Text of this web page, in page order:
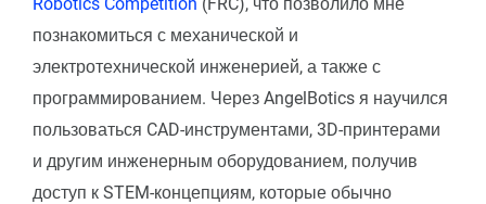
познакомиться с механической и
электротехнической инженерией, а также с
программированием. Через AngelBotics я научился
пользоваться CAD-инструментами, 3D-принтерами
и другим инженерным оборудованием, получив
доступ к STEM-концепциям, которые обычно